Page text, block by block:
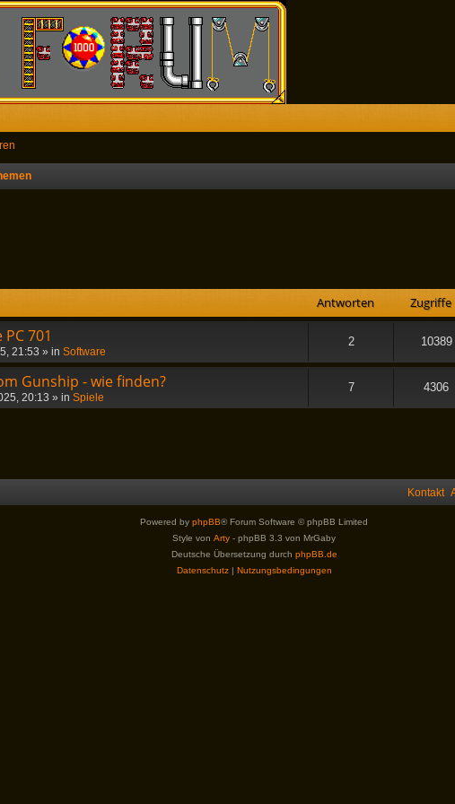
Antworten Zugriffe
701
21:53 » in Software
2 10389
Gunship - wie finden?
20:13 » in Spiele
7 4306
Kontakt
Powered by phpBB® Forum Software © phpBB Limited
Style von Arty - phpBB 3.3 von MrGaby
Deutsche Übersetzung durch phpBB.de
Datenschutz| Nutzungsbedingungen